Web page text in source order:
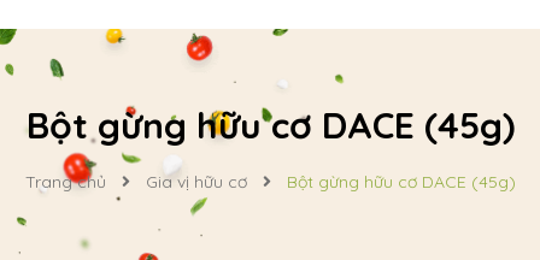
Bột gừng hữu cơ DACE (45g)
Trang chủ Gia vị hữu cơ Bột gừng hữu cơ DACE (45g)